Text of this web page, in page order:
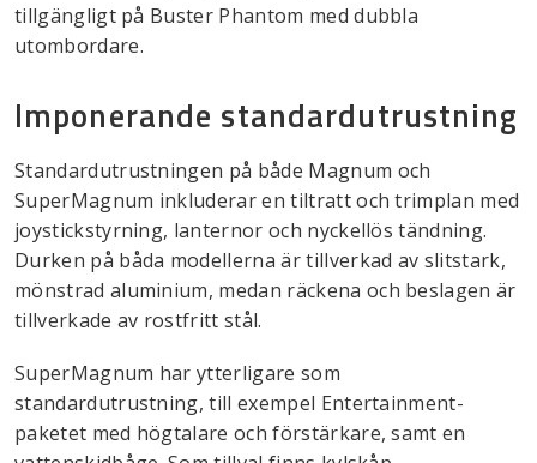
tillgängligt på Buster Phantom med dubbla
utombordare.
Imponerande standardutrustning
Standardutrustningen på både Magnum och
SuperMagnum inkluderar en tiltratt och trimplan med
joystickstyrning, lanternor och nyckellös tändning.
Durken på båda modellerna är tillverkad av slitstark,
mönstrad aluminium, medan räckena och beslagen är
tillverkade av rostfritt stål.
SuperMagnum har ytterligare som
standardutrustning, till exempel Entertainment-
paketet med högtalare och förstärkare, samt en